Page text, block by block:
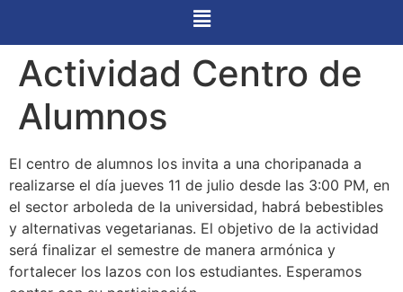
Actividad Centro de
Alumnos
El centro de alumnos los invita a una choripanada a
realizarse el día jueves 11 de julio desde las 3:00 PM, en
el sector arboleda de la universidad, habrá bebestibles
y alternativas vegetarianas. El objetivo de la actividad
será finalizar el semestre de manera armónica y
fortalecer los lazos con los estudiantes. Esperamos